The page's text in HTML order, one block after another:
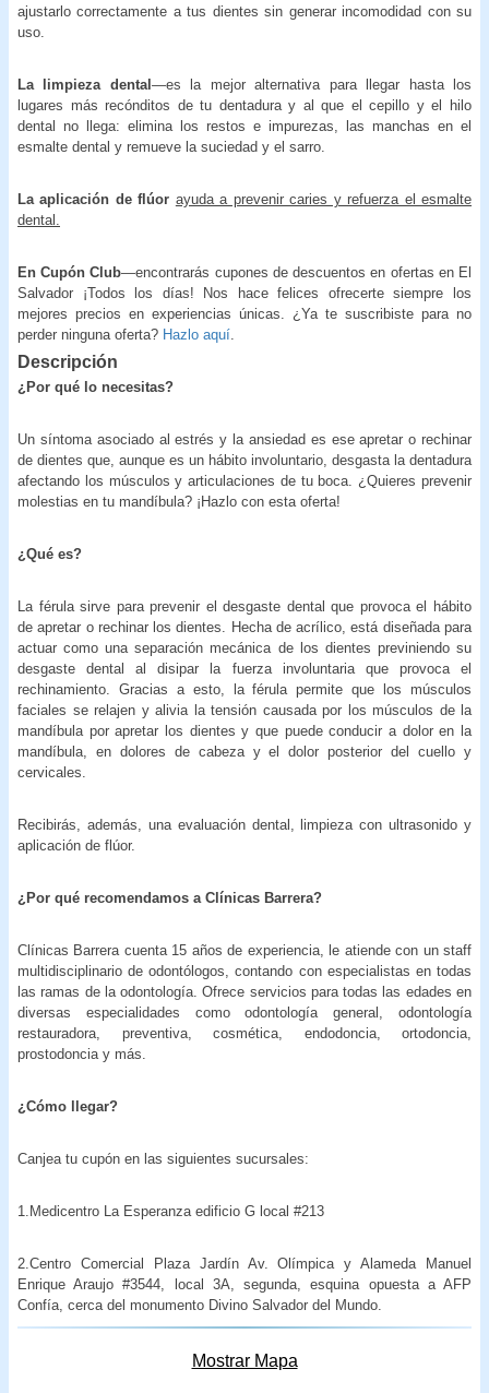
ajustarlo correctamente a tus dientes sin generar incomodidad con su
uso.
La limpieza dental —es la mejor alternativa para llegar hasta los
lugares más recónditos de tu dentadura y al que el cepillo y el hilo
dental no llega: elimina los restos e impurezas, las manchas en el
esmalte dental y remueve la suciedad y el sarro.
La aplicación de flúor ayuda a prevenir caries y refuerza el esmalte
dental.
En Cupón Club—encontrarás cupones de descuentos en ofertas en El
Salvador ¡Todos los días! Nos hace felices ofrecerte siempre los
mejores precios en experiencias únicas. ¿Ya te suscribiste para no
perder ninguna oferta? Hazlo aquí
Descripción
¿Por qué lo necesitas?
Un síntoma asociado al estrés y la ansiedad es ese apretar o rechinar
de dientes que, aunque es un hábito involuntario, desgasta la dentadura
afectando los músculos y articulaciones de tu boca. ¿Quieres prevenir
molestias en tu mandíbula? ¡Hazlo con esta oferta!
¿Qué es?
La férula sirve para prevenir el desgaste dental que provoca el hábito
de apretar o rechinar los dientes. Hecha de acrílico, está diseñada para
actuar como una separación mecánica de los dientes previniendo su
desgaste dental al disipar la fuerza involuntaria que provoca el
rechinamiento. Gracias a esto, la férula permite que los músculos
faciales se relajen y alivia la tensión causada por los músculos de la
mandíbula por apretar los dientes y que puede conducir a dolor en la
mandíbula, en dolores de cabeza y el dolor posterior del cuello y
cervicales.
Recibirás, además, una evaluación dental, limpieza con ultrasonido y
aplicación de flúor.
¿Por qué recomendamos a Clínicas Barrera?
Clínicas Barrera cuenta 15 años de experiencia, le atiende con un staff
multidisciplinario de odontólogos, contando con especialistas en todas
las ramas de la odontología. Ofrece servicios para todas las edades en
diversas especialidades como odontología general, odontología
restauradora, preventiva, cosmética, endodoncia, ortodoncia,
prostodoncia y más.
¿Cómo llegar?
Canjea tu cupón en las siguientes sucursales:
1.Medicentro La Esperanza edificio G local #213
2.Centro Comercial Plaza Jardín Av. Olímpica y Alameda Manuel
Enrique Araujo #3544, local 3A, segunda, esquina opuesta a AFP
Confía, cerca del monumento Divino Salvador del Mundo.
Mostrar Mapa